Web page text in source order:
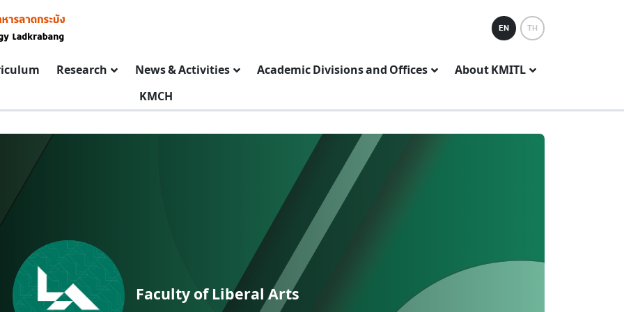
EN TH
Research News & Activities Academic Divisions and Offices
About KMITL
KMCH
Faculty of Liberal Arts